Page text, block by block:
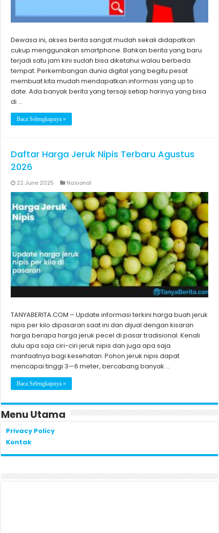
Dewasa ini, akses berita sangat mudah sekali didapatkan
cukup menggunakan smartphone. Bahkan berita yang baru
terjadi satu jam kini sudah bisa diketahui walau berbeda
tempat. Perkembangan dunia digital yang begitu pesat
membuat kita mudah mendapatkan informasi yang up to
date. Ada banyak berita yang tersaji setiap harinya yang bisa
di …
Baca Selengkapnya »
Daftar Harga Jeruk Nipis Terbaru Agustus
2026
22 June 2025 Nasional
TANYABERITA.COM – Update informasi terkini harga buah jeruk
nipis per kilo dipasaran saat ini dan dijual dengan kisaran
harga berapa harga jeruk pecel di pasar tradisional. Kenali
dulu apa saja ciri-ciri jeruk nipis dan juga apa saja
manfaatnya bagi kesehatan. Pohon jeruk nipis dapat
mencapai tinggi 3—6 meter, bercabang banyak …
Baca Selengkapnya »
Menu Utama
Privacy Policy
Kontak